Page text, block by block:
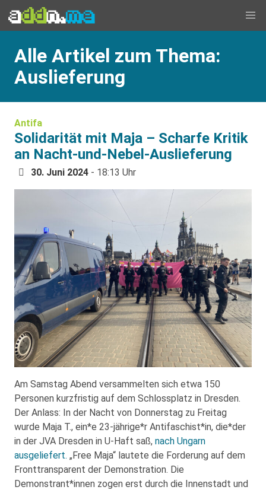
Alle Artikel zum Thema:
Auslieferung
Antifa
Solidarität mit Maja – Scharfe Kritik
an Nacht-und-Nebel-Auslieferung
30. Juni 2024 - 18:13 Uhr
Am Samstag Abend versammelten sich etwa 150
Personen kurzfristig auf dem Schlossplatz in Dresden.
Der Anlass: In der Nacht von Donnerstag zu Freitag
wurde Maja T., ein*e 23-jährige*r Antifaschist*in, die*der
in der JVA Dresden in U-Haft saß, nach Ungarn
ausgeliefert. „Free Maja“ lautete die Forderung auf dem
Fronttransparent der Demonstration. Die
Demonstrant*innen zogen erst durch die Innenstadt und